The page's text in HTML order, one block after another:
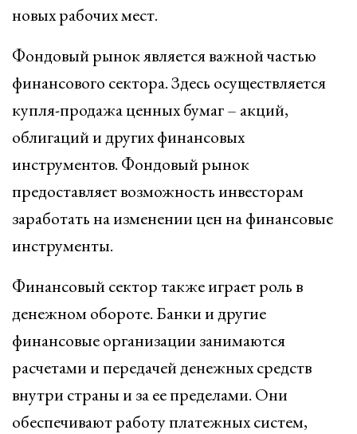
новых рабочих мест.
Фондовый рынок является важной частью
финансового сектора. Здесь осуществляется
купля-продажа ценных бумаг – акций,
облигаций и других финансовых
инструментов. Фондовый рынок
предоставляет возможность инвесторам
заработать на изменении цен на финансовые
инструменты.
Финансовый сектор также играет роль в
денежном обороте. Банки и другие
финансовые организации занимаются
расчетами и передачей денежных средств
внутри страны и за ее пределами. Они
обеспечивают работу платежных систем,